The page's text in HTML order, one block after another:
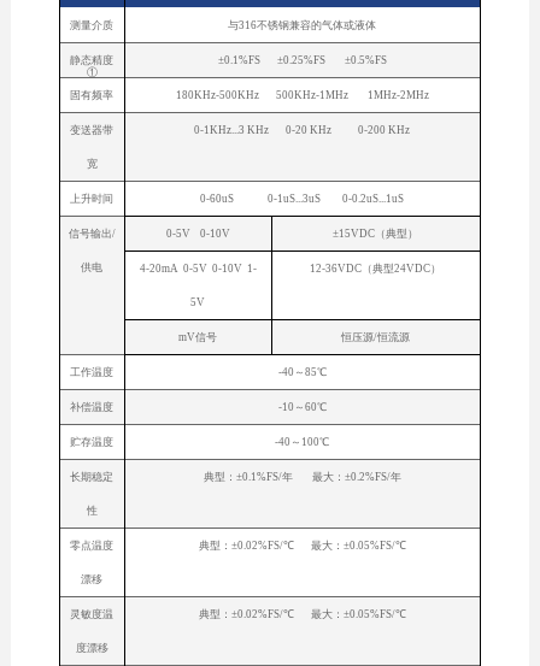
测量介质 与316不锈钢兼容的气体或液体
静态精度
①
±0.1%FS ±0.25%FS ±0.5%FS
固有频率 180KHz-500KHz 500KHz-1MHz 1MHz-2MHz
变送器带
宽
0-1KHz...3 KHz 0-20 KHz 0-200 KHz
上升时间 0-60uS 0-1uS...3uS 0-0.2uS...1uS
信号输出/
供电
0-5V 0-10V ±15VDC（典型）
4-20mA 0-5V 0-10V 1-
5V
12-36VDC（典型24VDC）
mV信号 恒压源/恒流源
工作温度 -40～85℃
补偿温度 -10～60℃
贮存温度 -40～100℃
长期稳定
性
典型：±0.1%FS/年 最大：±0.2%FS/年
零点温度
漂移
典型：±0.02%FS/℃ 最大：±0.05%FS/℃
灵敏度温
度漂移
典型：±0.02%FS/℃ 最大：±0.05%FS/℃